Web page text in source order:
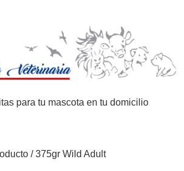
para tu mascota en tu domicilio
/ 375gr Wild Adult